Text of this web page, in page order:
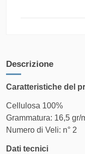
Corriere
Da 0 kg a 5.1 kg
Da 5.1 kg a 10.1
Da 10.1 kg a 20.1
Descrizione
Caratteristiche del
Cellulosa 100%
Grammatura: 16,5 gr/
Numero di Veli: n° 2
Dati tecnici